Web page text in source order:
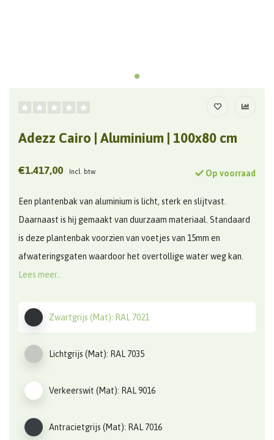
Adezz Cairo | Aluminium | 100x80 cm
€1.417,00 Incl. btw Op voorraad
Een plantenbak van aluminium is licht, sterk en slijtvast.
Daarnaast is hij gemaakt van duurzaam materiaal. Standaard
is deze plantenbak voorzien van voetjes van 15mm en
afwateringsgaten waardoor het overtollige water weg kan.
Lees meer..
Zwartgrijs (Mat): RAL 7021
Lichtgrijs (Mat): RAL 7035
Verkeerswit (Mat): RAL 9016
Antracietgrijs (Mat): RAL 7016